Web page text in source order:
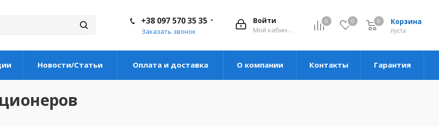
0 0 Корзина
пуста
0
Войти
Мой кабинет
+38 097 570 35 35
Заказать звонок
Новости/Статьи Оплата и доставка О компании Контакты Гарантия